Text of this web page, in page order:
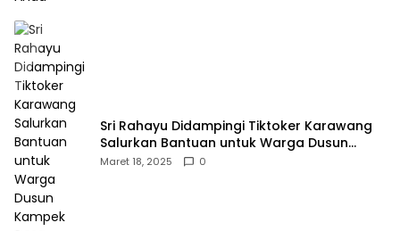
Sri Rahayu Didampingi Tiktoker Karawang
Salurkan Bantuan untuk Warga Dusun
Kampek Desa Karangligar
Maret 18, 2025 0